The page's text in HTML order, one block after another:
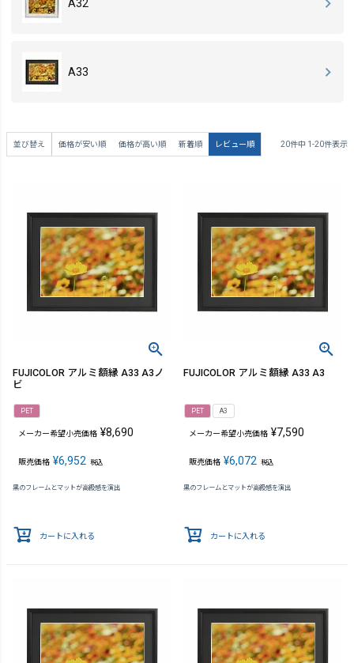
A32
A33
並び替え 価格が安い順 価格が高い順 新着順 レビュー順 20件中 1 -20件表示
FUJICOLOR アルミ額縁 A33 A3ノ
ビ
PET
メーカー希望小売価格 ¥8,690
販売価格 ¥6,952 税込
黒のフレームとマットが高級感を演出
カートに入れる
FUJICOLOR アルミ額縁 A33 A3
PET A3
メーカー希望小売価格 ¥7,590
販売価格 ¥6,072 税込
黒のフレームとマットが高級感を演出
カートに入れる